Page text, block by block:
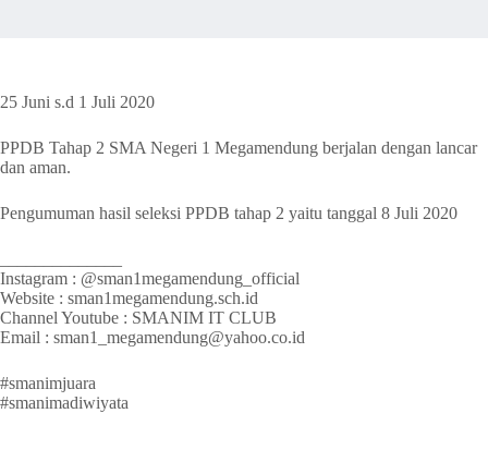
25 Juni s.d 1 Juli 2020
PPDB Tahap 2 SMA Negeri 1 Megamendung berjalan dengan lancar
dan aman.
Pengumuman hasil seleksi PPDB tahap 2 yaitu tanggal 8 Juli 2020
Instagram : @sman1megamendung_official
Website : sman1megamendung.sch.id
Channel Youtube : SMANIM IT CLUB
Email : sman1_megamendung@yahoo.co.id
#smanimjuara
#smanimadiwiyata